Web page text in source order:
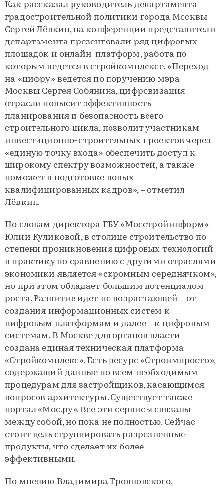
Как рассказал руководитель департамента
градостроительной политики города Москвы
Сергей Лёвкин, на конференции представители
департамента презентовали ряд цифровых
площадок и онлайн-платформ, работа по
которым ведется в стройкомплексе. «Переход
на «цифру» ведется по поручению мэра
Москвы Сергея Собянина, цифровизация
отрасли повысит эффективность
планирования и безопасность всего
строительного цикла, позволит участникам
инвестиционно-строительных проектов через
«единую точку входа» обеспечить доступ к
широкому спектру возможностей, а также
поможет в подготовке новых
квалифицированных кадров», – отметил
Лёвкин.
По словам директора ГБУ «Мосстройинформ»
Юлии Куликовой, в столице строительство по
степени проникновения цифровых технологий
в практику по сравнению с другими отраслями
экономики является «скромным середнячком»,
но при этом обладает большим потенциалом
роста. Развитие идет по возрастающей – от
создания информационных систем к
цифровым платформам и далее – к цифровым
системам. В Москве для органов власти
создана единая техническая платформа
«Стройкомплекс». Есть ресурс «Строимпросто»,
содержащий данные по всем необходимым
процедурам для застройщиков, касающимся
вопросов архитектуры. Существует также
портал «Мос.ру». Все эти сервисы связаны
между собой, но пока не полностью. Сейчас
стоит цель сгруппировать разрозненные
продукты, что сделает их более
эффективными.
По мнению Владимира Трояновского,